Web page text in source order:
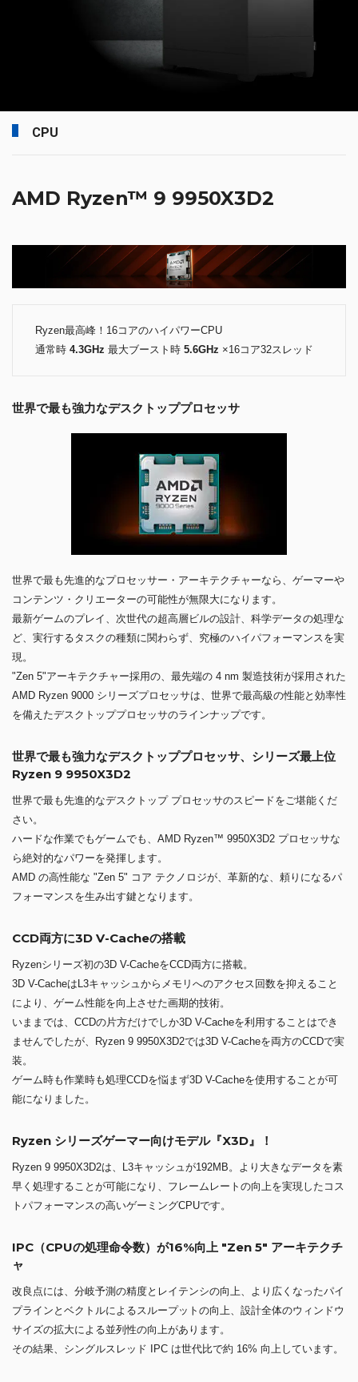
CPU
AMD Ryzen™ 9 9950X3D2
Ryzen最高峰！16コアのハイパワーCPU
通常時 4.3GHz 最大ブースト時 5.6GHz ×16コア32スレッド
世界で最も強力なデスクトッププロセッサ
世界で最も先進的なプロセッサー・アーキテクチャーなら、ゲーマーや
コンテンツ・クリエーターの可能性が無限大になります。
最新ゲームのプレイ、次世代の超高層ビルの設計、科学データの処理な
ど、実行するタスクの種類に関わらず、究極のハイパフォーマンスを実
現。
"Zen 5"アーキテクチャー採用の、最先端の 4 nm 製造技術が採用された
AMD Ryzen 9000 シリーズプロセッサは、世界で最高級の性能と効率性
を備えたデスクトッププロセッサのラインナップです。
世界で最も強力なデスクトッププロセッサ、シリーズ最上位
Ryzen 9 9950X3D2
世界で最も先進的なデスクトップ プロセッサのスピードをご堪能くだ
さい。
ハードな作業でもゲームでも、AMD Ryzen™ 9950X3D2 プロセッサな
ら絶対的なパワーを発揮します。
AMD の高性能な "Zen 5" コア テクノロジが、革新的な、頼りになるパ
フォーマンスを生み出す鍵となります。
CCD両方に3D V-Cacheの搭載
Ryzenシリーズ初の3D V-CacheをCCD両方に搭載。
3D V-CacheはL3キャッシュからメモリへのアクセス回数を抑えること
により、ゲーム性能を向上させた画期的技術。
いままでは、CCDの片方だけでしか3D V-Cacheを利用することはでき
ませんでしたが、Ryzen 9 9950X3D2では3D V-Cacheを両方のCCDで実
装。
ゲーム時も作業時も処理CCDを悩まず3D V-Cacheを使用することが可
能になりました。
Ryzen シリーズゲーマー向けモデル『X3D』！
Ryzen 9 9950X3D2は、L3キャッシュが192MB。より大きなデータを素
早く処理することが可能になり、フレームレートの向上を実現したコス
トパフォーマンスの高いゲーミングCPUです。
IPC（CPUの処理命令数）が16%向上 "Zen 5" アーキテクチ
ャ
改良点には、分岐予測の精度とレイテンシの向上、より広くなったパイ
プラインとベクトルによるスループットの向上、設計全体のウィンドウ
サイズの拡大による並列性の向上があります。
その結果、シングルスレッド IPC は世代比で約 16% 向上しています。